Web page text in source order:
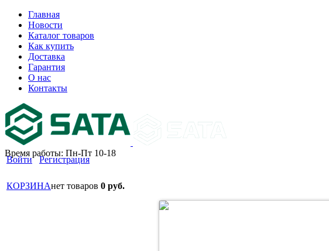
Главная
Новости
Каталог товаров
Как купить
Доставка
Гарантия
О нас
Контакты
Время работы: Пн-Пт 10-18
Войти Регистрация
КОРЗИНАнет товаров 0 руб.